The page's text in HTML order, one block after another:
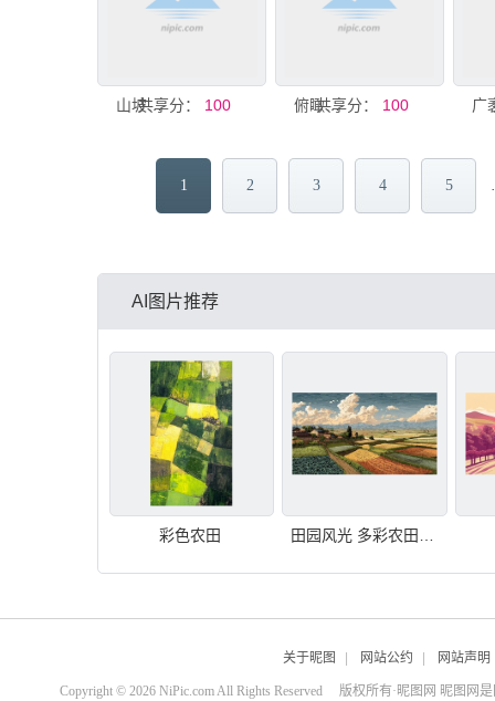
山坡农田与绿树景观
共享分： 100 俯瞰绿色田野与农田
共享分： 100
1 2 3 4 5
AI图片推荐
彩色农田
关于昵图 | 网站公约 | 网站声明
Copyright © 2026 NiPic.com All Rights Reserved 版权所有·昵图网 昵图网